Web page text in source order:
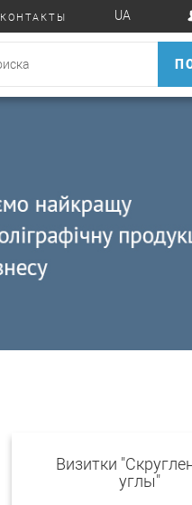
КОНТАКТЫ UA
Визитки
углы"